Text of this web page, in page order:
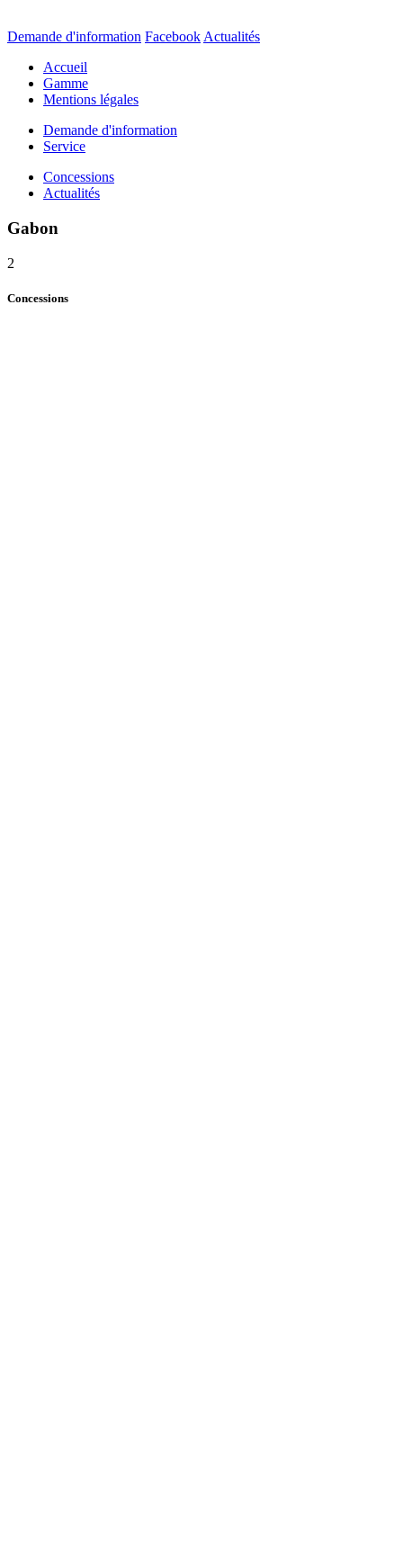
Demande d'information Facebook Actualités
Accueil
Gamme
Mentions légales
Demande d'information
Service
Concessions
Actualités
Gabon
2
Concessions